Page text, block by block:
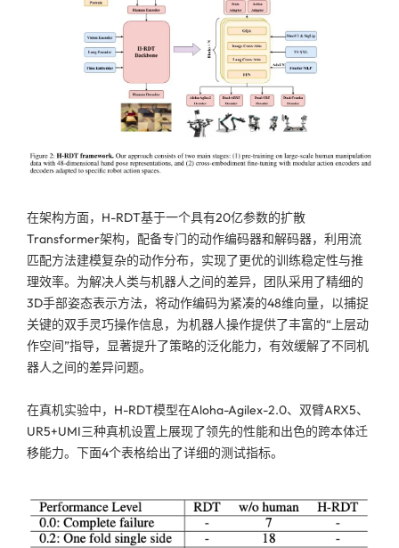
在架构方面，H-RDT基于一个具有20亿参数的扩散
Transformer架构，配备专门的动作编码器和解码器，利用流
匹配方法建模复杂的动作分布，实现了更优的训练稳定性与推
理效率。为解决人类与机器人之间的差异，团队采用了精细的
3D手部姿态表示方法，将动作编码为紧凑的48维向量，以捕捉
关键的双手灵巧操作信息，为机器人操作提供了丰富的“上层动
作空间”指导，显著提升了策略的泛化能力，有效缓解了不同机
器人之间的差异问题。
在真机实验中，H-RDT模型在Aloha-Agilex-2.0、双臂ARX5、
UR5+UMI三种真机设置上展现了领先的性能和出色的跨本体迁
移能力。下面4个表格给出了详细的测试指标。